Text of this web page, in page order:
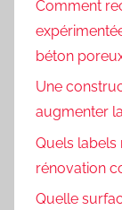
Comment
béton
Une
augmenter
Quels labels
rénovation
Quelle